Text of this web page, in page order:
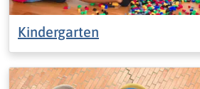
Kindergarten